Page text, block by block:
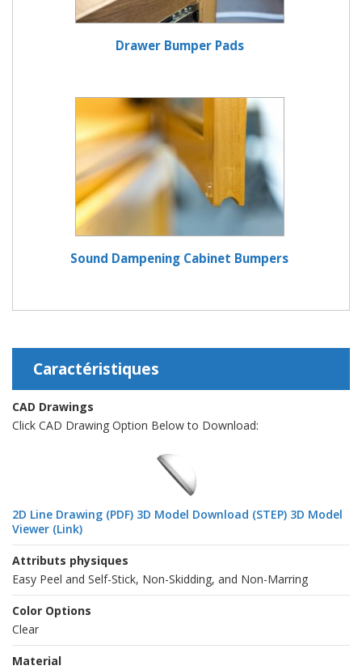
Drawer Bumper Pads
Sound Dampening Cabinet Bumpers
Caractéristiques
CAD Drawings
Click CAD Drawing Option Below to Download:
2D Line Drawing (PDF) 3D Model Download (STEP) 3D Model
Viewer (Link)
Attributs physiques
Easy Peel and Self-Stick, Non-Skidding, and Non-Marring
Color Options
Clear
Material